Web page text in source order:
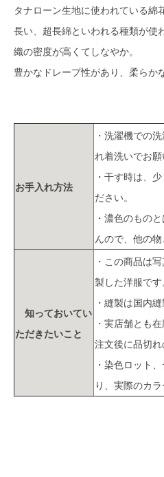
タナローン生地に使われている綿
長い、超長綿といわれる種類が使
織の密度が高くてしなやか。
豊かなドレープ性があり、柔らか
お手入れ方法
・洗濯機での
れ着洗いでお願
・干す時は、
ださい。
・濃色のもの
んので、他の物
知っておいてい
ただきたいこと
・この商品は
製した洋服です
・縫製は国内
・実店舗とも
注文後に品切れ
・染色ロット
り、実際のカ